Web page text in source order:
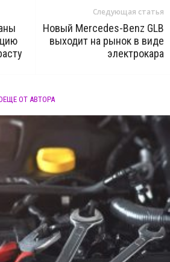
Следующая статья
Новый Mercedes-Benz GLB
выходит на рынок в виде
электрокара
ЕЩЕ ОТ АВТОРА